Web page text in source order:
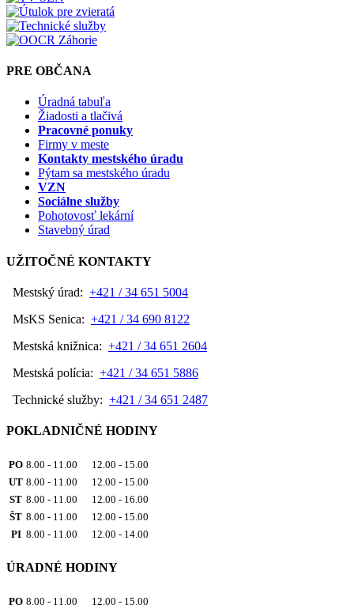
PRE OBČANA
Úradná tabuľa
Žiadosti a tlačivá
Pracovné ponuky
Firmy v meste
Kontakty mestského úradu
Pýtam sa mestského úradu
VZN
Sociálne služby
Pohotovosť lekární
Stavebný úrad
UŽITOČNÉ KONTAKTY
Mestský úrad: +421 / 34 651 5004
MsKS Senica: +421 / 34 690 8122
Mestská knižnica: +421 / 34 651 2604
Mestská polícia: +421 / 34 651 5886
Technické služby: +421 / 34 651 2487
POKLADNIČNÉ HODINY
PO 8.00 - 11.00 12.00 - 15.00
UT 8.00 - 11.00 12.00 - 15.00
ST 8.00 - 11.00 12.00 - 16.00
ŠT 8.00 - 11.00 12.00 - 15.00
PI 8.00 - 11.00 12.00 - 14.00
ÚRADNÉ HODINY
PO 8.00 - 11.00 12.00 - 15.00